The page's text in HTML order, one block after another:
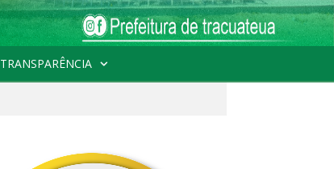
TRANSPARÊNCIA